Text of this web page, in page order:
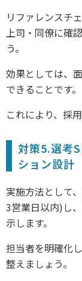
リファレンスチ
上司・同僚に確
う。
効果としては、
できることです。
これにより、採
対策5.選考
ション設計
実施方法として
3営業日以内)し
示します。
担当者を明確化
整えましょう。